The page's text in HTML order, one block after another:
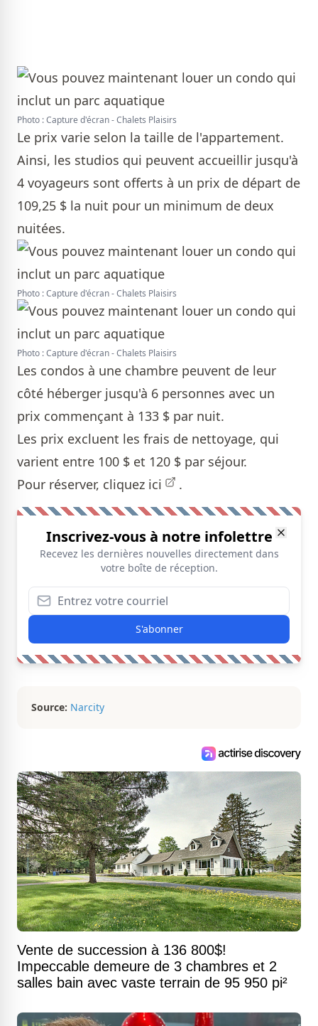
Photo : Capture d'écran - Chalets Plaisirs
Le prix varie selon la taille de l'appartement.
Ainsi, les studios qui peuvent accueillir jusqu'à
4 voyageurs sont offerts à un prix de départ de
109,25 $ la nuit pour un minimum de deux
nuitées.
Photo : Capture d'écran - Chalets Plaisirs
Photo : Capture d'écran - Chalets Plaisirs
Les condos à une chambre peuvent de leur
côté héberger jusqu'à 6 personnes avec un
prix commençant à 133 $ par nuit.
Les prix excluent les frais de nettoyage, qui
varient entre 100 $ et 120 $ par séjour.
Pour réserver, cliquez ici .
Inscrivez-vous à notre infolettre
Recevez les dernières nouvelles directement dans
votre boîte de réception.
S'abonner
Source: Narcity
Vente de succession à 136 800$!
Impeccable demeure de 3 chambres et 2
salles bain avec vaste terrain de 95 950 pi²